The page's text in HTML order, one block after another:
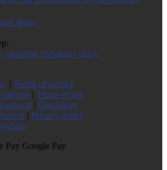
| Terms of service
| Terms of use
| Disclaimer
| Privacy policy